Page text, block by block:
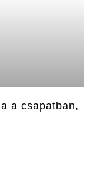
a csapatban,